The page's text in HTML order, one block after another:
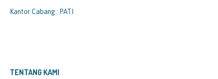
Kantor Cabang : PATI
TENTANG KAMI